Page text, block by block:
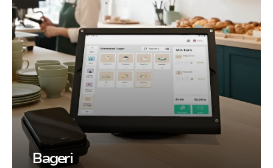
Bageri